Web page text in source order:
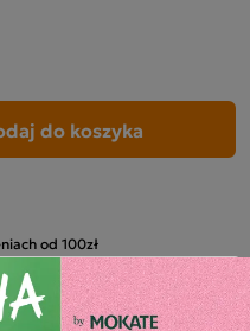
do koszyka
od 100zł